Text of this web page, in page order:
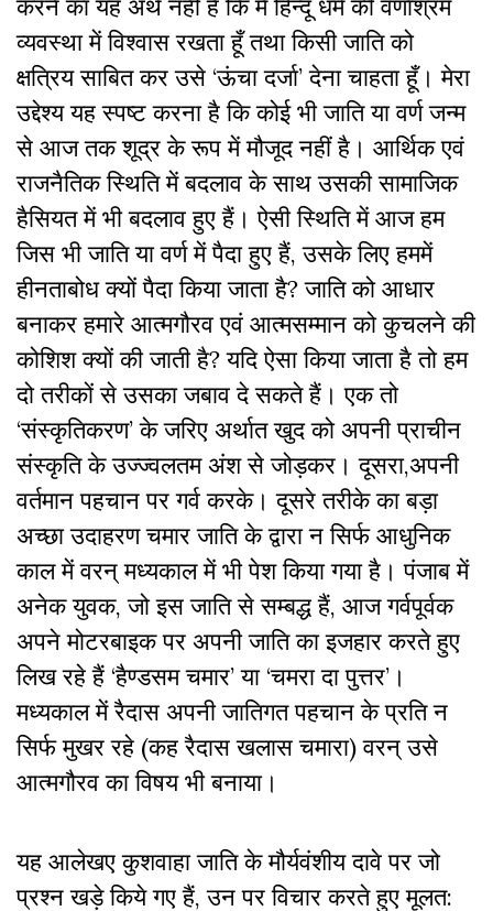
करने का यह अर्थ नहीं है कि मैं हिन्दू धर्म की वर्णाश्रम
व्यवस्था में विश्वास रखता हूँ तथा किसी जाति को
क्षत्रिय साबित कर उसे ‘ऊंचा दर्जा’ देना चाहता हूँ। मेरा
उद्देश्य यह स्पष्ट करना है कि कोई भी जाति या वर्ण जन्म
से आज तक शूद्र के रूप में मौजूद नहीं है। आर्थिक एवं
राजनैतिक स्थिति में बदलाव के साथ उसकी सामाजिक
हैसियत में भी बदलाव हुए हैं। ऐसी स्थिति में आज हम
जिस भी जाति या वर्ण में पैदा हुए हैं, उसके लिए हममें
हीनताबोध क्यों पैदा किया जाता है? जाति को आधार
बनाकर हमारे आत्मगौरव एवं आत्मसम्मान को कुचलने की
कोशिश क्यों की जाती है? यदि ऐसा किया जाता है तो हम
दो तरीकों से उसका जबाव दे सकते हैं। एक तो
‘संस्कृतिकरण’ के जरिए अर्थात खुद को अपनी प्राचीन
संस्कृति के उज्ज्वलतम अंश से जोड़कर। दूसरा,अपनी
वर्तमान पहचान पर गर्व करके। दूसरे तरीके का बड़ा
अच्छा उदाहरण चमार जाति के द्वारा न सिर्फ आधुनिक
काल में वरन् मध्यकाल में भी पेश किया गया है। पंजाब में
अनेक युवक, जो इस जाति से सम्बद्ध हैं, आज गर्वपूर्वक
अपने मोटरबाइक पर अपनी जाति का इजहार करते हुए
लिख रहे हैं ‘हैण्डसम चमार’ या ‘चमरा दा पुत्तर’।
मध्यकाल में रैदास अपनी जातिगत पहचान के प्रति न
सिर्फ मुखर रहे (कह रैदास खलास चमारा) वरन् उसे
आत्मगौरव का विषय भी बनाया।
यह आलेखए कुशवाहा जाति के मौर्यवंशीय दावे पर जो
प्रश्न खड़े किये गए हैं, उन पर विचार करते हुए मूलत: